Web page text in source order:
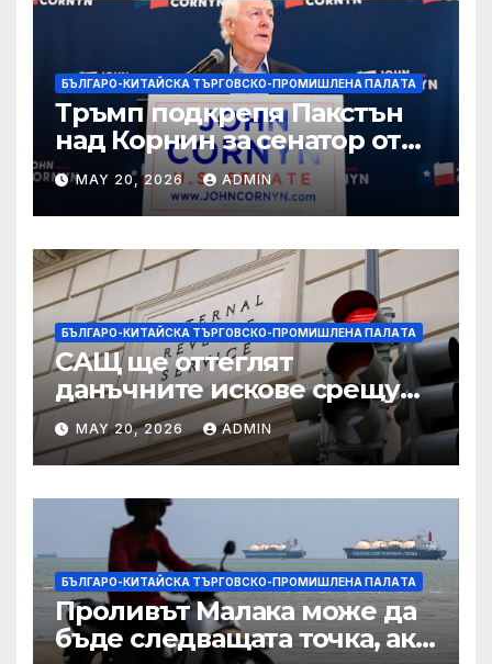
БЪЛГАРО-КИТАЙСКА ТЪРГОВСКО-ПРОМИШЛЕНА ПАЛAТА
Тръмп подкрепя Пакстън
над Корнин за сенатор от
Тексас в шокираща
подкрепа
MAY 20, 2026 ADMIN
БЪЛГАРО-КИТАЙСКА ТЪРГОВСКО-ПРОМИШЛЕНА ПАЛAТА
САЩ ще оттеглят
данъчните искове срещу
Тръмп „завинаги“ в
сделката за съдебно дело с
IRS
MAY 20, 2026 ADMIN
БЪЛГАРО-КИТАЙСКА ТЪРГОВСКО-ПРОМИШЛЕНА ПАЛAТА
Проливът Малака може да
бъде следващата точка, ако